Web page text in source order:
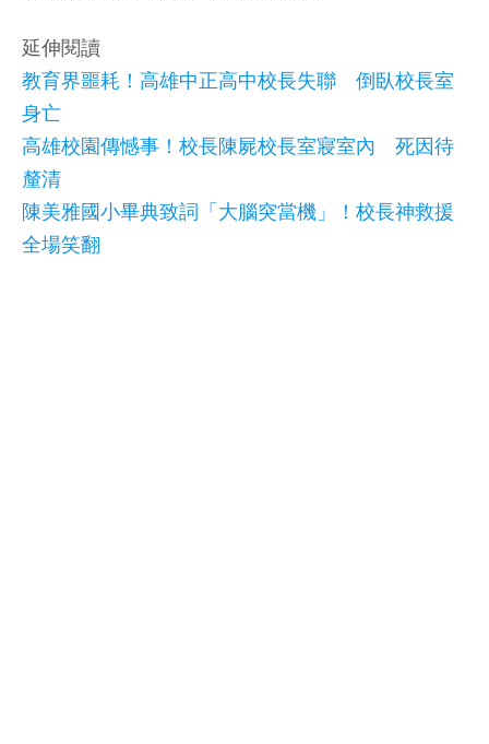
延伸閱讀
教育界噩耗！高雄中正高中校長失聯 倒臥校長室
身亡
高雄校園傳憾事！校長陳屍校長室寢室內 死因待
釐清
陳美雅國小畢典致詞「大腦突當機」！校長神救援
全場笑翻